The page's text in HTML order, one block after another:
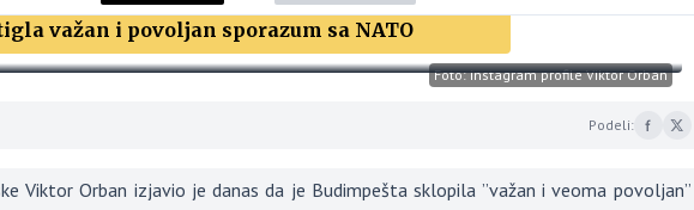
Foto: instagram profile Viktor Orban
važan i povoljan sporazum sa NATO
Podeli:
Viktor Orban izjavio je danas da je Budimpešta sklopila ”važan i veoma povoljan”